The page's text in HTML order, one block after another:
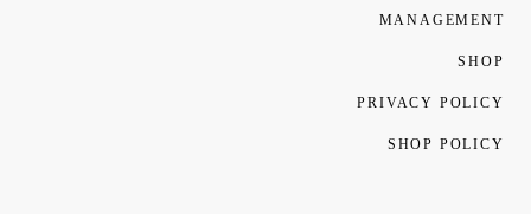
MANAGEMENT
SHOP
PRIVACY POLICY
SHOP POLICY